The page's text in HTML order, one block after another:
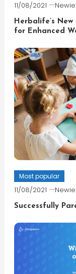
11/08/2021 Newie
Herbalife’s
for Enhanced
Most popular
11/08/2021 Newie
Successfully